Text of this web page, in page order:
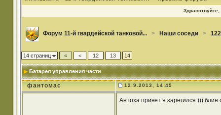
Здравствуйте,
Форум 11-й гвардейской танковой... > Наши соседи >
14 страниц « < 12 13 14
Батарея управления части
фантомас 12.9.2013, 14:45
Антоха привет я зарегился )))